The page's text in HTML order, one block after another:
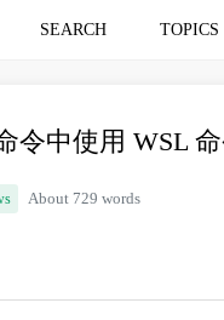
SEARCH TOPICS
令中使用 WSL
About 729 words